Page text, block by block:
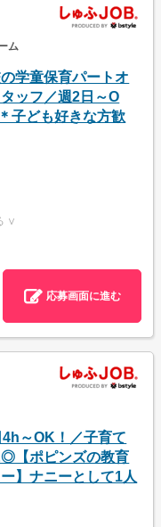
ム
学童保育パートオ
ッフ／週2日～O
子ども好きな方歓
∨
応募画面に進む
～OK！／子育て
【ポピンズの教育
】ナニーとして1人